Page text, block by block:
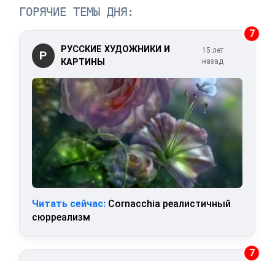
ГОРЯЧИЕ ТЕМЫ ДНЯ:
7
Р
РУССКИЕ ХУДОЖНИКИ И
КАРТИНЫ
15 лет
назад
Читать сейчас: Cornacchia реалистичный
сюрреализм
7